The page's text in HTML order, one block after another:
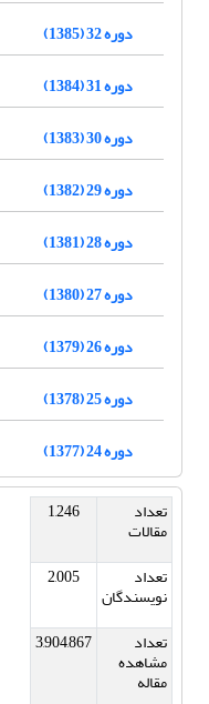
دوره 32 (1385)
دوره 31 (1384)
دوره 30 (1383)
دوره 29 (1382)
دوره 28 (1381)
دوره 27 (1380)
دوره 26 (1379)
دوره 25 (1378)
دوره 24 (1377)
تعداد
مقالات
1,246
تعداد
نویسندگان
2,005
تعداد
مشاهده
مقاله
3,904,867